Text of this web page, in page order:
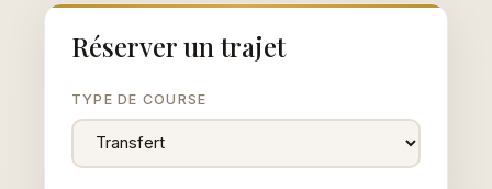
Réserver un trajet
TYPE DE COURSE